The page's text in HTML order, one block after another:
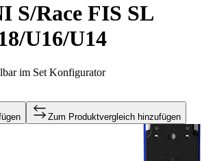
S/Race FIS SL
U16/U14
im Set Konfigurator
Zum Produktvergleich hinzufügen